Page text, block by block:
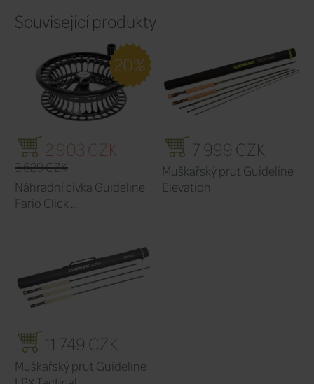
Tvrdý eloxovaný povrch pro
odolnost proti korozi.
Nastavitelný Click ve 3 polohách se
click poskytuje lehčí navíjení.
Barva Forest Grey na navijáku a
logem Guideline.
Snadná výměna navijáku.
Součástí balení je extra Clik-Pin s
pro výměnu navijáku.